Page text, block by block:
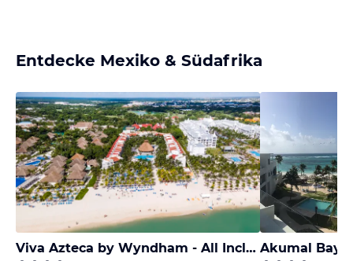
Entdecke Mexiko & Südafrika
Viva Azteca by Wyndham - All Inclusive Resort Akumal Bay